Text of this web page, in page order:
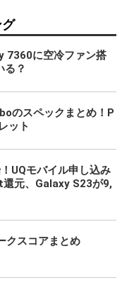
7360に空冷ファン搭
る？
のスペックまとめ！P
ット
UQモバイル申し込み
元、Galaxy S23が9,
クスコアまとめ